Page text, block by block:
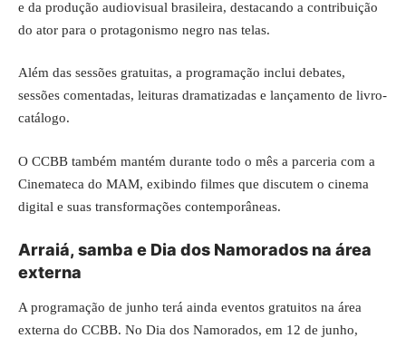
e da produção audiovisual brasileira, destacando a contribuição
do ator para o protagonismo negro nas telas.
Além das sessões gratuitas, a programação inclui debates,
sessões comentadas, leituras dramatizadas e lançamento de livro-
catálogo.
O CCBB também mantém durante todo o mês a parceria com a
Cinemateca do MAM, exibindo filmes que discutem o cinema
digital e suas transformações contemporâneas.
Arraiá, samba e Dia dos Namorados na área
externa
A programação de junho terá ainda eventos gratuitos na área
externa do CCBB. No Dia dos Namorados, em 12 de junho,